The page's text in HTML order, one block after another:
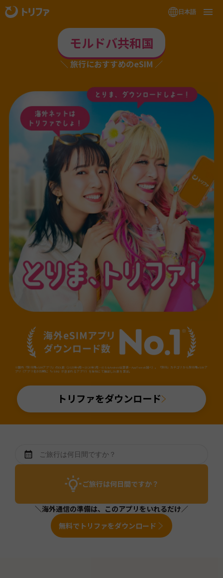
日本語
モルドバ共和国
旅行におすすめのeSIM
※国内「旅行用eSIMアプリ」のDL数（2025年4月～2026年3月・iOS&Android合算値・AppTweak調べ）。「旅行」カテゴリから旅行用eSIMア
プリ（アプリ名か説明に「eSIM」が含まれるアプリ）を当社にて抽出しDL数を算出。
トリファをダウンロード
ご旅行は何日間ですか？
＼海外通信の準備は、このアプリをいれるだけ／
無料でトリファをダウンロード